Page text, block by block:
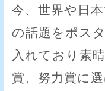
今、世界や日
の話題をポス
入れており素
賞、努力賞に